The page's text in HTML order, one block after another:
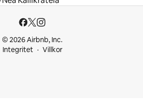
© 2026 Airbnb, Inc.
Integritet
Villkor